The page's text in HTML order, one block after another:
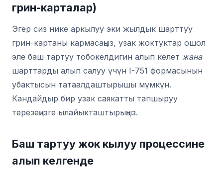
грин-карталар)
Эгер сиз нике аркылуу эки жылдык шарттуу
грин-картаны кармасаңыз, узак жоктуктар ошол
эле баш тартуу тобокелдигин алып келет жана
шарттарды алып салуу үчүн I-751 формасынын
убактысын татаалдаштырышы мүмкүн.
Кандайдыр бир узак саякатты тапшыруу
терезеңизге ылайыкташтырыңыз.
Баш тартуу жок кылуу процессине
алып келгенде